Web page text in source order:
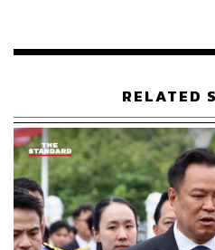
ตนฟังปัญหาชาวอุดรของเขาแล้
เขาไม่ใช่สส.ของพรรคตน​ เขาเ
ไทย​ และที่อุดรตนก็ไม่มีพื้นฐานท
ในสภา เขาเป็นสส.สมัยแรก ตน
เดินเข้ามาหารือกับตน ไม่ได้ม
จะย้ายมา​ แต่เอาปัญหาชาวบ้า
มาก​ ดู๋ดิ๋คนนี้เนี่ยแหละ​ เพราะฉ
ระเบิด​ ไม่ต้องดูด​ เขามาติดเอง
RELATED